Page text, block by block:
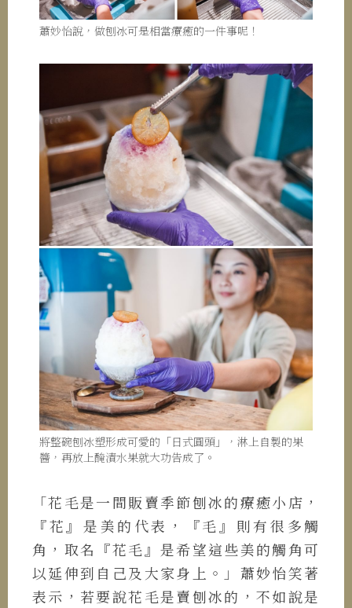
蕭妙怡說，做刨冰可是相當療癒的一件事呢！
將整碗刨冰塑形成可愛的「日式圓頭」，淋上自製的果
醬，再放上醃漬水果就大功告成了。
「花毛是一間販賣季節刨冰的療癒小店，
『花』是美的代表，『毛』則有很多觸
角，取名『花毛』是希望這些美的觸角可
以延伸到自己及大家身上。」蕭妙怡笑著
表示，若要說花毛是賣刨冰的，不如說是